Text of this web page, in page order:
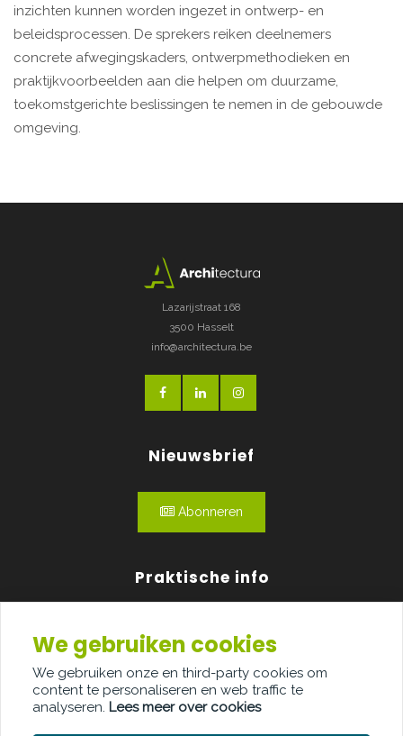
inzichten kunnen worden ingezet in ontwerp- en
beleidsprocessen. De sprekers reiken deelnemers
concrete afwegingskaders, ontwerpmethodieken en
praktijkvoorbeelden aan die helpen om duurzame,
toekomstgerichte beslissingen te nemen in de gebouwde
omgeving.
Lazarijstraat 168
3500 Hasselt
info@architectura.be
Nieuwsbrief
Abonneren
Praktische info
Over ons
Adverteren
Contact
We gebruiken cookies
We gebruiken onze en third-party cookies om
content te personaliseren en web traffic te
analyseren. Lees meer over cookies